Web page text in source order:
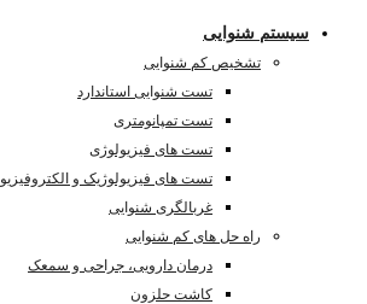
سیستم شنوایی
تشخیص کم شنوایی
تست شنوایی استاندارد
تست تمپانومتری
تست های فیزیولوژی
تست های فیزیولوژیک و
غربالگری شنوایی
راه حل های کم شنوایی
درمان دارویی، جراحی و سمعک
کاشت حلزون